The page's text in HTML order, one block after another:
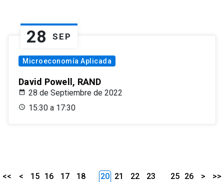
28 SEP
Microeconomía Aplicada
David Powell, RAND
28 de Septiembre de 2022
15:30 a 17:30
<< < 15 16 17
18
20 21 22
23
25 26 > >>